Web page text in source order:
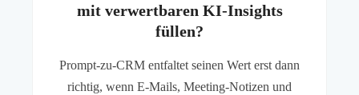
mit verwertbaren KI-Insights
füllen?
Prompt-zu-CRM entfaltet seinen Wert erst dann
richtig, wenn E-Mails, Meeting-Notizen und